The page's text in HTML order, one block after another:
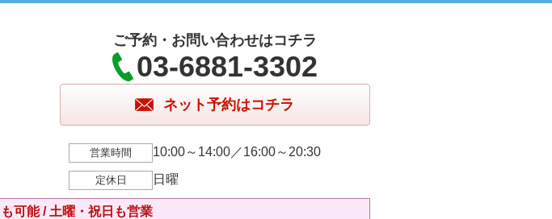
ご予約・お問い合わせはコチラ
03-6881-3302
ネット予約はコチラ
営業時間 10:00～14:00／16:00～20:30
定休日 日曜
可能 / 土曜・祝日も営業